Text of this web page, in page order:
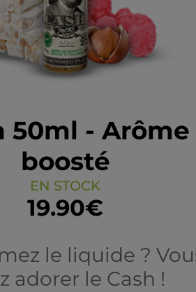
50ml - Arôme
boosté
EN STOCK
19.90€
le liquide ?
adorer le Cash !